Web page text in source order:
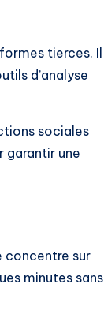
tierces. Il
d’analyse
sociales
garantir une
concentre sur
minutes sans